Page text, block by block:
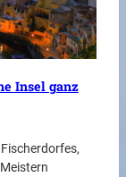
Insel ganz